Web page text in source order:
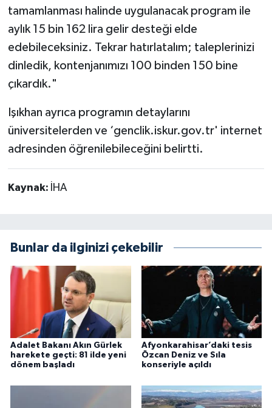
tamamlanması halinde uygulanacak program ile
aylık 15 bin 162 lira gelir desteği elde
edebileceksiniz. Tekrar hatırlatalım; taleplerinizi
dinledik, kontenjanımızı 100 binden 150 bine
çıkardık."
Işıkhan ayrıca programın detaylarını
üniversitelerden ve ‘genclik.iskur.gov.tr' internet
adresinden öğrenilebileceğini belirtti.
Kaynak: İHA
Bunlar da ilginizi çekebilir
Adalet Bakanı Akın Gürlek
harekete geçti: 81 ilde yeni
dönem başladı
Afyonkarahisar’daki tesis
Özcan Deniz ve Sıla
konseriyle açıldı